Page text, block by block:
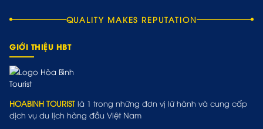
QUALITY MAKES REPUTATION
GIỚI THIỆU HBT
HOABINH TOURIST là 1 trong những đơn vị lữ hành và cung cấp
dịch vụ du lịch hàng đầu Việt Nam